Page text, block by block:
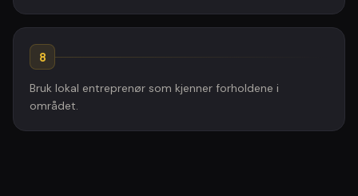
8
Bruk lokal entreprenør som kjenner forholdene i
området.